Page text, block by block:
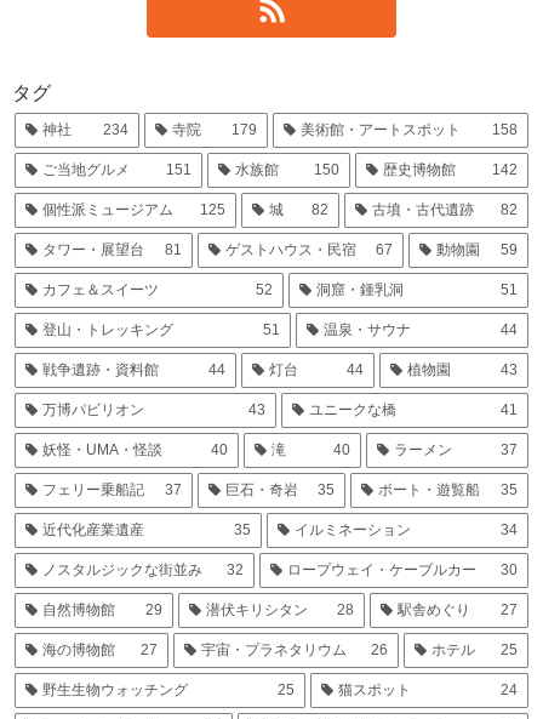
タグ
神社 234 寺院 179 美術館・アートスポット 158
ご当地グルメ 151 水族館 150 歴史博物館 142
個性派ミュージアム 125 城 82 古墳・古代遺跡 82
タワー・展望台 81 ゲストハウス・民宿 67 動物園 59
カフェ＆スイーツ 52 洞窟・鍾乳洞 51
登山・トレッキング 51 温泉・サウナ 44
戦争遺跡・資料館 44 灯台 44 植物園 43
万博パビリオン 43 ユニークな橋 41
妖怪・UMA・怪談 40 滝 40 ラーメン 37
フェリー乗船記 37 巨石・奇岩 35 ボート・遊覧船 35
近代化産業遺産 35 イルミネーション 34
ノスタルジックな街並み 32 ロープウェイ・ケーブルカー 30
自然博物館 29 潜伏キリシタン 28 駅舎めぐり 27
海の博物館 27 宇宙・プラネタリウム 26 ホテル 25
野生生物ウォッチング 25 猫スポット 24